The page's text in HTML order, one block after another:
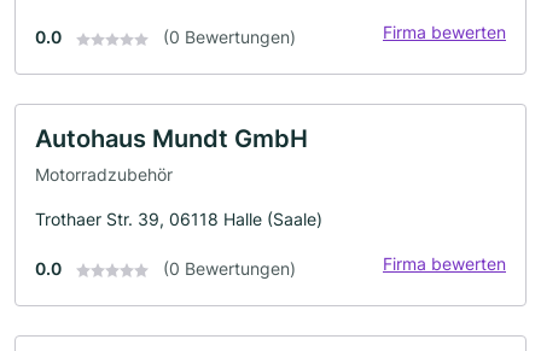
0.0 (0 Bewertungen) Firma bewerten
Autohaus Mundt GmbH
Motorradzubehör
Trothaer Str. 39, 06118 Halle (Saale)
0.0 (0 Bewertungen) Firma bewerten